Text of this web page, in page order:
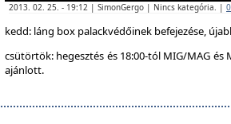
2013. 02. 25. - 19:12 | SimonGergo | Nincs kategória. |
kedd: láng box palackvédőinek befejezése,
csütörtök: hegesztés és 18:00-tól MIG/MAG
ajánlott.